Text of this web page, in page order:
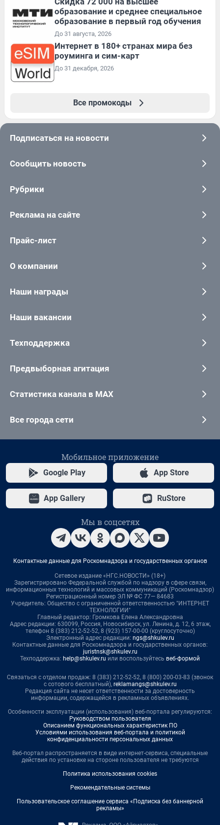
образование и среднее специальное
образование в первый год обучения
До 31 августа, 2026
Интернет в 180+ странах мира без
роуминга и сим-карт
До 31 декабря, 2026
Все промокоды
Подписаться на новости
Сообщить новость
Рубрики
Реклама на сайте
Прайс-лист
О компании
Наши награды
Наши вакансии
Техподдержка
Предвыборная агитация
Статистика канала в MAX
Все города сети
Мобильное приложение
Google Play App Store
App Gallery RuStore
Мы в соцсетях
Контактные данные для Роскомнадзора и государственных органов
Сетевое издание «НГС.НОВОСТИ» (18+)
Зарегистрировано Федеральной службой по надзору в сфере связи,
информационных технологий и массовых коммуникаций (Роскомнадзор)
Регистрационный номер ЭЛ № ФС 77— 84683
Учредитель: Общество с ограниченной ответственностью "ИНТЕРНЕТ
ТЕХНОЛОГИИ"
Главный редактор: Громкова Елена Александровна
Адрес редакции: 630099, Россия, Новосибирск, ул. Ленина, д. 12, 6 этаж,
телефон 8 (383) 212-52-52, 8 (923) 157-00-00 (круглосуточно)
Электронный адрес редакции: ngs@shkulev.ru
Контактные данные для Роскомнадзора и государственных органов:
juristnsk@shkulev.ru
Техподдержка: help@shkulev.ru или воспользуйтесь веб-формой
Связаться с отделом продаж: 8 (383) 212-52-52, 8 (800) 200-03-83 (звонок
с сотового бесплатный), reklamangs@shkulev.ru
Редакция сайта не несет ответственности за достоверность
информации, содержащейся в рекламных объявлениях.
Особенности эксплуатации (использования) веб-портала регулируются:
Руководством пользователя
Описанием функциональных характеристик ПО
Условиями использования веб-портала и политикой
конфиденциальности персональных данных
Веб-портал распространяется в виде интернет-сервиса, специальные
действия по установке на стороне пользователя не требуются
Политика использования cookies
Рекомендательные системы
Пользовательское соглашение сервиса «Подписка без баннерной
рекламы»